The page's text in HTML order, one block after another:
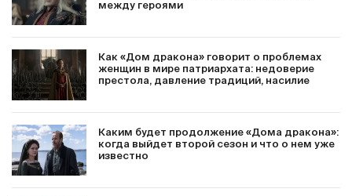
между героями
Как «Дом дракона» говорит о проблемах
женщин в мире патриархата: недоверие
престола, давление традиций, насилие
Каким будет продолжение «Дома дракона»:
когда выйдет второй сезон и что о нем уже
известно